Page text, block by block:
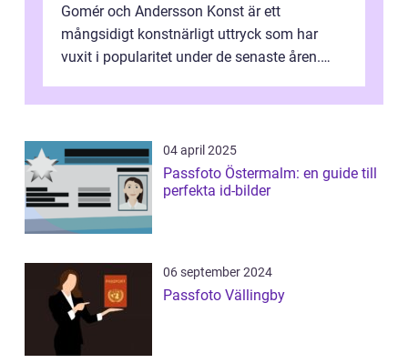
Gomér och Andersson Konst är ett
mångsidigt konstnärligt uttryck som har
vuxit i popularitet under de senaste åren.
04 april 2025
Passfoto Östermalm: en guide till
perfekta id-bilder
06 september 2024
Passfoto Vällingby